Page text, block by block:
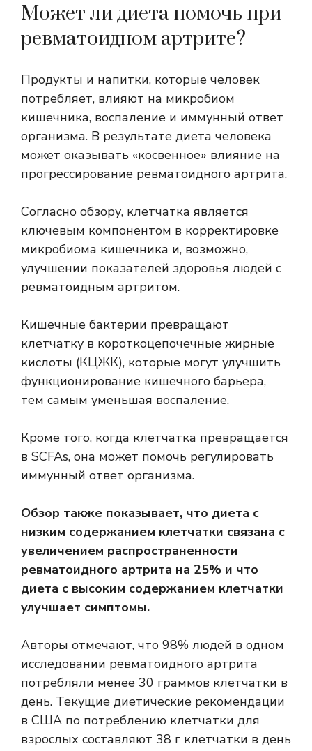
Может ли диета помочь при
ревматоидном артрите?
Продукты и напитки, которые человек
потребляет, влияют на микробиом
кишечника, воспаление и иммунный ответ
организма. В результате диета человека
может оказывать «косвенное» влияние на
прогрессирование ревматоидного артрита.
Согласно обзору, клетчатка является
ключевым компонентом в корректировке
микробиома кишечника и, возможно,
улучшении показателей здоровья людей с
ревматоидным артритом.
Кишечные бактерии превращают
клетчатку в короткоцепочечные жирные
кислоты (КЦЖК), которые могут улучшить
функционирование кишечного барьера,
тем самым уменьшая воспаление.
Кроме того, когда клетчатка превращается
в SCFAs, она может помочь регулировать
иммунный ответ организма.
Обзор также показывает, что диета с
низким содержанием клетчатки связана с
увеличением распространенности
ревматоидного артрита на 25% и что
диета с высоким содержанием клетчатки
улучшает симптомы.
Авторы отмечают, что 98% людей в одном
исследовании ревматоидного артрита
потребляли менее 30 граммов клетчатки в
день. Текущие диетические рекомендации
в США по потреблению клетчатки для
взрослых составляют 38 г клетчатки в день